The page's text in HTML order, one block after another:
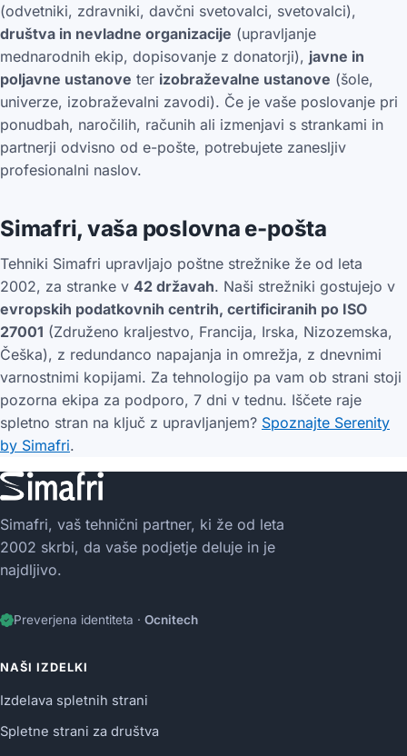
(odvetniki, zdravniki, davčni svetovalci, svetovalci),
društva in nevladne organizacije (upravljanje
mednarodnih ekip, dopisovanje z donatorji), javne in
poljavne ustanove ter izobraževalne ustanove (šole,
univerze, izobraževalni zavodi). Če je vaše poslovanje pri
ponudbah, naročilih, računih ali izmenjavi s strankami in
partnerji odvisno od e-pošte, potrebujete zanesljiv
profesionalni naslov.
Simafri, vaša poslovna e-pošta
Tehniki Simafri upravljajo poštne strežnike že od leta
2002, za stranke v 42 državah. Naši strežniki gostujejo v
evropskih podatkovnih centrih, certificiranih po ISO
27001 (Združeno kraljestvo, Francija, Irska, Nizozemska,
Češka), z redundanco napajanja in omrežja, z dnevnimi
varnostnimi kopijami. Za tehnologijo pa vam ob strani stoji
pozorna ekipa za podporo, 7 dni v tednu. Iščete raje
spletno stran na ključ z upravljanjem? Spoznajte Serenity
by Simafri.
Simafri, vaš tehnični partner, ki že od leta
2002 skrbi, da vaše podjetje deluje in je
najdljivo.
Preverjena identiteta · Ocnitech
NAŠI IZDELKI
Izdelava spletnih strani
Spletne strani za društva